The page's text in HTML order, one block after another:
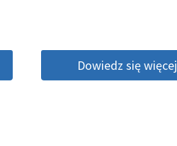
Dowiedz się więcej